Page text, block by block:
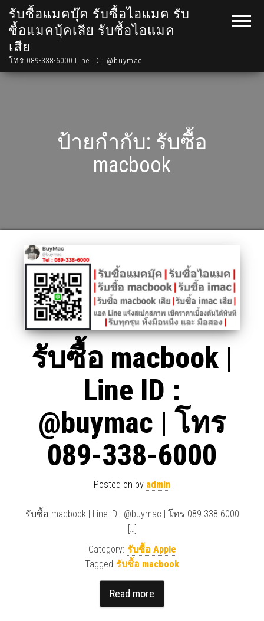
รับซื้อแมคบุ๊ค รับซื้อไอแมค รับ
ซื้อแมคบุ้คเสีย รับซื้อไอแมค
เสีย
โทร 089-338-6000 Line ID : @buymac
ป้ายกำกับ: รับซื้อ
macbook
รับซื้อ macbook |
Line ID :
@buymac | โทร
089-338-6000
Posted on by admin
รับซื้อ macbook | Line ID : @buymac | โทร 089-338-6000
[…]
Category: รับซื้อ Apple
Tagged รับซื้อ macbook
Read more